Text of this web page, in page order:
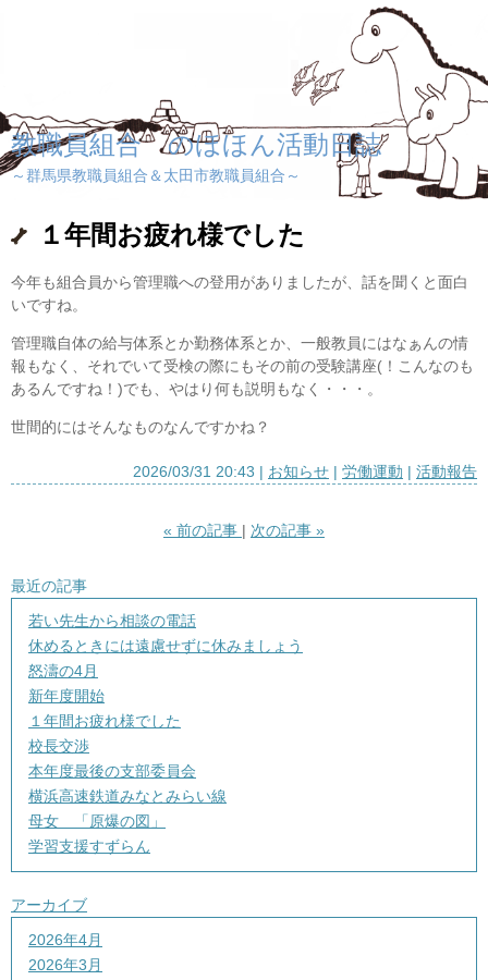
教職員組合 のほほん活動日誌
～群馬県教職員組合＆太田市教職員組合～
１年間お疲れ様でした
今年も組合員から管理職への登用がありましたが、話を聞くと面白
いですね。
管理職自体の給与体系とか勤務体系とか、一般教員にはなぁんの情
報もなく、それでいて受検の際にもその前の受験講座(！こんなのも
あるんですね！)でも、やはり何も説明もなく・・・。
世間的にはそんなものなんですかね？
2026/03/31 20:43 お知らせ 労働運動 活動報告
« 前の記事 次の記事 »
最近の記事
若い先生から相談の電話
休めるときには遠慮せずに休みましょう
怒濤の4月
新年度開始
１年間お疲れ様でした
校長交渉
本年度最後の支部委員会
横浜高速鉄道みなとみらい線
母女 「原爆の図」
学習支援すずらん
アーカイブ
2026年4月
2026年3月